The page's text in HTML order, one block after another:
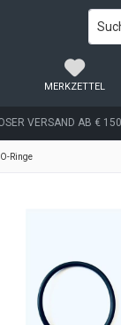
VERSAND AB €
MERKZETTEL
O-Ringe